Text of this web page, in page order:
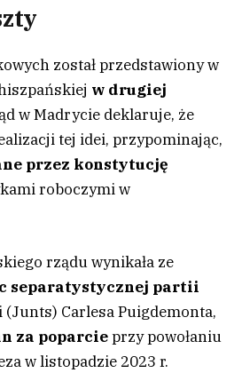
został przedstawiony w
w drugiej
w Madrycie deklaruje, że
tej idei, przypominając,
przez konstytucję
roboczymi w
rządu wynikała ze
separatystycznej partii
(Junts) Carlesa Puigdemonta,
za poparcieprzy powołaniu
w listopadzie 2023 r.